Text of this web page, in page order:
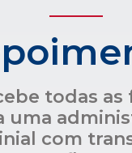
com
confiança